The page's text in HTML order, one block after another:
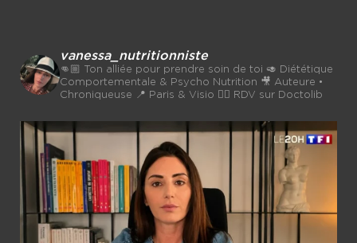
vanessa_nutritionniste
👊🏼 Ton alliée pour prendre soin de toi 🥑 Diététique
Comportementale & Psycho Nutrition 🎥 Auteure •
Chroniqueuse 📍 Paris & Visio 👉🏼 RDV sur Doctolib